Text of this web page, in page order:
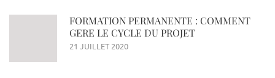
FORMATION PERMANENTE : COMMENT
GERE LE CYCLE DU PROJET
21 JUILLET 2020